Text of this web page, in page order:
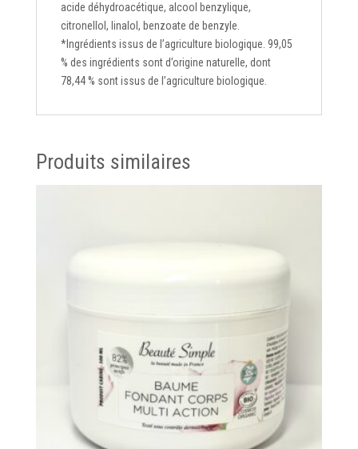
acide déhydroacétique, alcool benzylique,
citronellol, linalol, benzoate de benzyle.
*Ingrédients issus de l’agriculture biologique. 99,05
% des ingrédients sont d’origine naturelle, dont
78,44 % sont issus de l’agriculture biologique.
Produits similaires